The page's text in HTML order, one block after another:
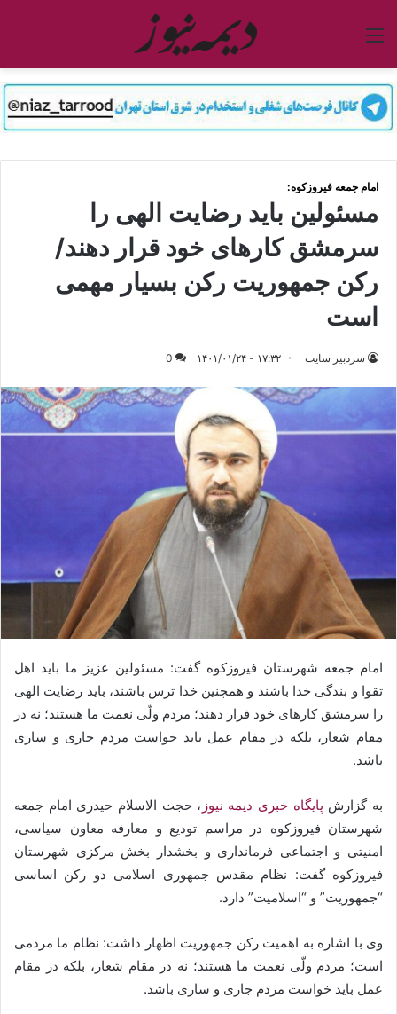
منو
امام جمعه فیروزکوه:
مسئولین باید رضایت الهی را
سرمشق کارهای خود قرار دهند/
رکن جمهوریت رکن بسیار مهمی
است
سردبیر سایت ۱۷:۳۲ - ۱۴۰۱/۰۱/۲۴ 0
امام جمعه شهرستان فیروزکوه گفت: مسئولین عزیز ما باید اهل
تقوا و بندگی خدا باشند و همچنین خدا ترس باشند، باید رضایت الهی
را سرمشق کارهای خود قرار دهند؛ مردم ولّی نعمت ما هستند؛ نه در
مقام شعار، بلکه در مقام عمل باید خواست مردم جاری و ساری
باشد.
به گزارش پایگاه خبری دیمه نیوز ، حجت الاسلام حیدری امام جمعه
شهرستان فیروزکوه در مراسم تودیع و معارفه معاون سیاسی،
امنیتی و اجتماعی فرمانداری و بخشدار بخش مرکزی شهرستان
فیروزکوه گفت: نظام مقدس جمهوری اسلامی دو رکن اساسی
“جمهوریت” و “اسلامیت” دارد.
وی با اشاره به اهمیت رکن جمهوریت اظهار داشت: نظام ما مردمی
است؛ مردم ولّی نعمت ما هستند؛ نه در مقام شعار، بلکه در مقام
عمل باید خواست مردم جاری و ساری باشد.